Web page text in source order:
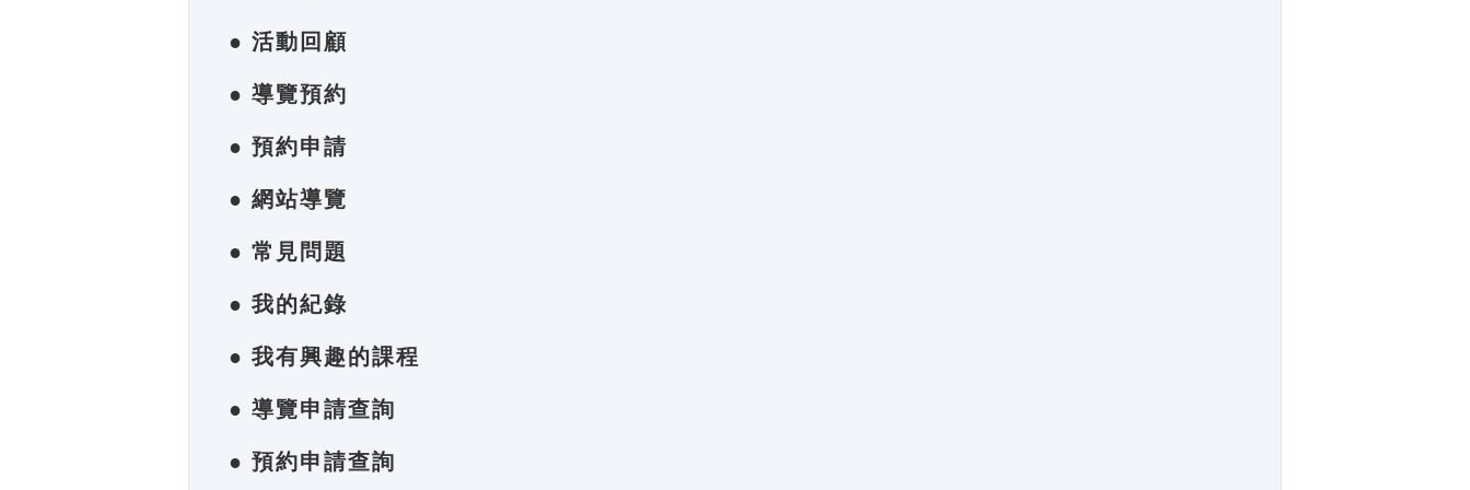
● 活動回顧
● 導覽預約
● 預約申請
● 網站導覽
● 常見問題
● 我的紀錄
● 我有興趣的課程
● 導覽申請查詢
● 預約申請查詢